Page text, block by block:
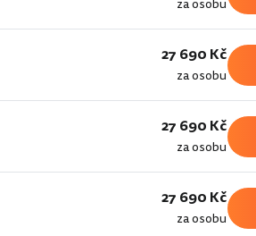
za osobu
27 690 Kč
za osobu
27 690 Kč
za osobu
27 690 Kč
za osobu